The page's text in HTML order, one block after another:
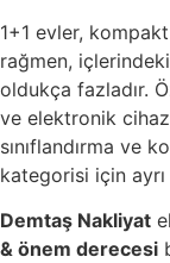
1+1 evler,
rağmen,
oldukça fazladır.
ve elektronik
sınıflandırma ve
kategorisi için ayrı
Demtaş Nakliyat
& önem derecesi